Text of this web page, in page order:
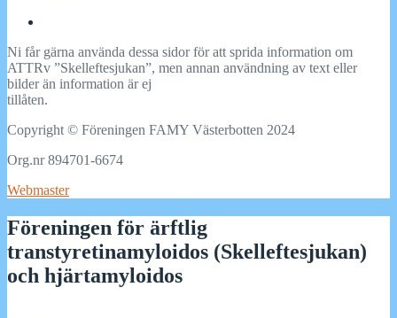
Facebook
Ni får gärna använda dessa sidor för att sprida information om
ATTRv ”Skelleftesjukan”, men annan användning av text eller
bilder än information är ej
tillåten.
Copyright © Föreningen FAMY Västerbotten 2024
Org.nr 894701-6674
Webmaster
Föreningen för ärftlig
transtyretinamyloidos (Skelleftesjukan)
och hjärtamyloidos